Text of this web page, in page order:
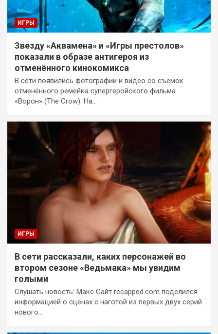
ИГРЫ
Звезду «Аквамена» и «Игры престолов»
показали в образе антигероя из
отменённого кинокомикса
В сети появились фотографии и видео со съёмок
отменённого ремейка супергеройского фильма
«Ворон» (The Crow). На…
ИГРЫ
В сети рассказали, каких персонажей во
втором сезоне «Ведьмака» мы увидим
голыми
Слушать новость: Макс Сайт recapped.com поделился
информацией о сценах с наготой из первых двух серий
нового…